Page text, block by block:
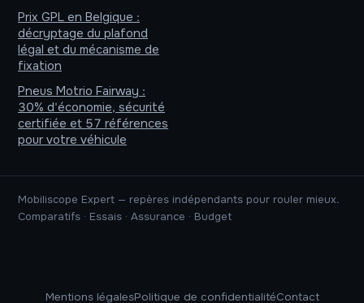
Prix GPL en Belgique :
décryptage du plafond
légal et du mécanisme de
fixation
Pneus Motrio Fairway :
30% d'économie, sécurité
certifiée et 57 références
pour votre véhicule
Mobiliscope Expert — repères indépendants pour rouler mieux.
Comparatifs · Essais · Assurance · Budget
Mentions légalesPolitique de confidentialitéContact